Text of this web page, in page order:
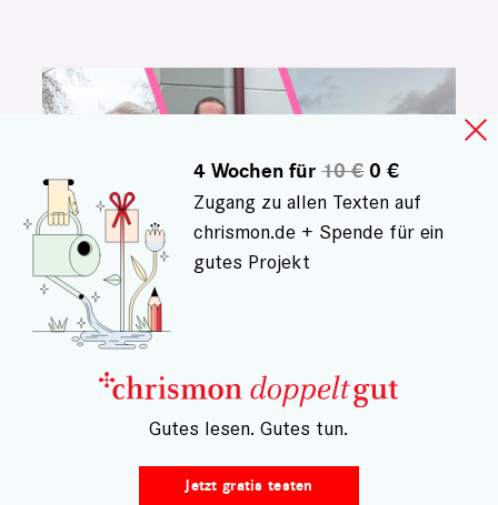
PAARE MIT ALTERSUNTERSCHIED
Wie klappt es mit der
Liebe, wenn einer viel
4 Wochen für10 €0 €
Zugang zu allen Texten auf
chrismon.de + Spende für ein
gutes Projekt
– Gutes lesen. Gutes tun.
Jetzt gratis testen